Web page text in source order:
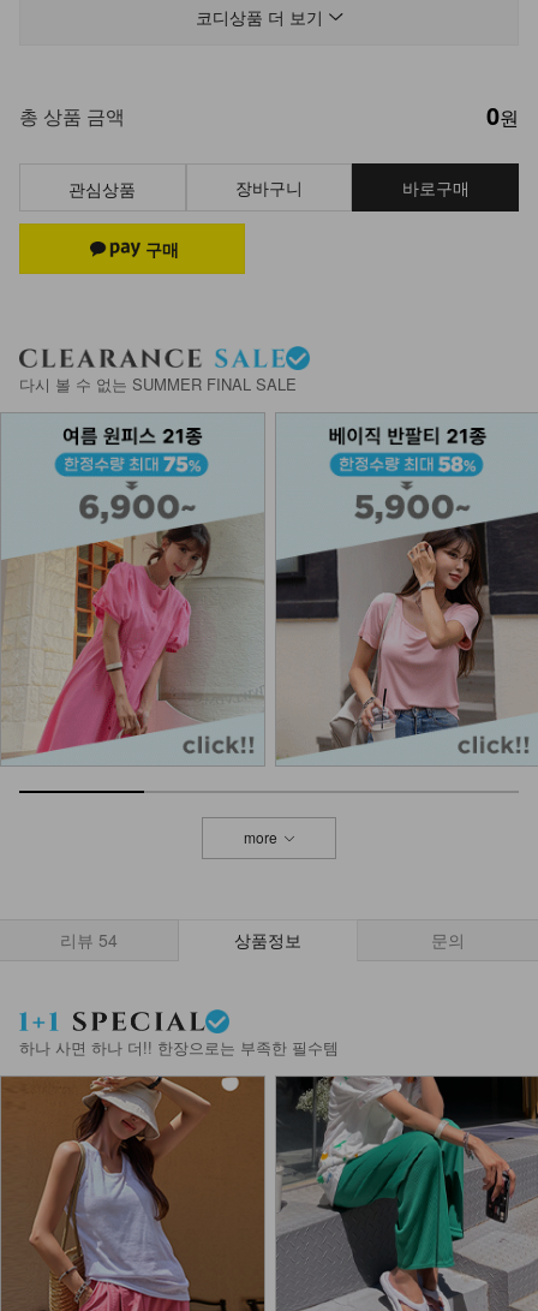
KOA-P-11/치마속바지
9,900
NKA-T-7/기본이너 끈나시
7,900 5,900
KOA-T-12/나시에이비
13,900 8,900 36%
코디상품 더 보기
총 상품 금액 0원
관심상품 장바구니 바로구매
다시 볼 수 없는 SUMMER FINAL SALE
more
리뷰 54 상품정보 문의
하나 사면 하나 더!! 한장으로는 부족한 필수템